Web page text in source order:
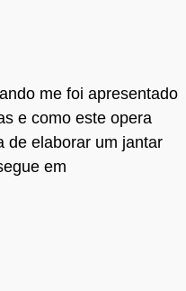
me foi apresentado
e como este opera
de elaborar um jantar
em